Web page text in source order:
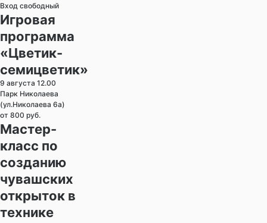
Вход свободный
Игровая
программа
«Цветик-
семицветик»
9 августа 12.00
Парк Николаева
(ул.Николаева 6а)
от 800 руб.
Мастер-
класс по
созданию
чувашских
открыток в
технике